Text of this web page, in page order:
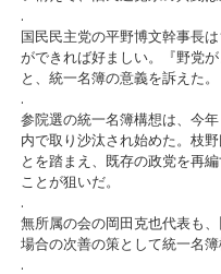
.
国民民主党の平野博文幹事長
ができれば好ましい。『野党
と、統一名簿の意義を訴えた。
.
参院選の統一名簿構想は、今
内で取り沙汰され始めた。枝
とを踏まえ、既存の政党を再
ことが狙いだ。
.
無所属の会の岡田克也代表も
場合の次善の策として統一名簿
.